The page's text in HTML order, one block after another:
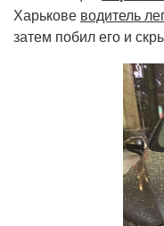
Харькове водитель
затем побил его и